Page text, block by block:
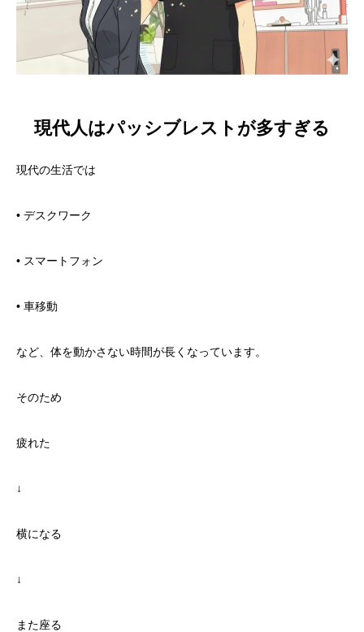
現代人はパッシブレストが多すぎる
現代の生活では
• デスクワーク
• スマートフォン
• 車移動
など、体を動かさない時間が長くなっています。
そのため
疲れた
↓
横になる
↓
また座る